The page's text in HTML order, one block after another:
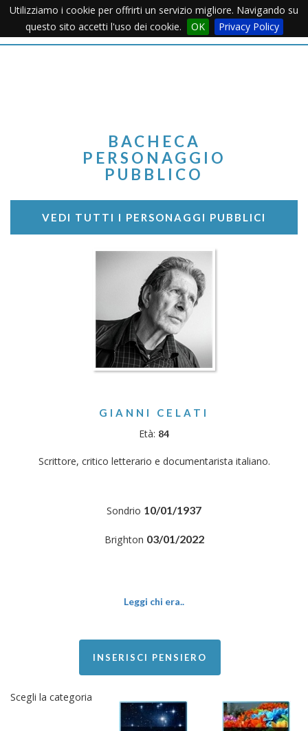
Utilizziamo i cookie per offrirti un servizio migliore. Navigando su
questo sito accetti l'uso dei cookie.
OK Privacy PolicyMenu
BACHECA
PERSONAGGIO
PUBBLICO
VEDI TUTTI I PERSONAGGI PUBBLICI
GIANNI CELATI
Età: 84
Scrittore, critico letterario e documentarista italiano.
Sondrio 10/01/1937
Brighton 03/01/2022
Leggi chi era..
INSERISCI PENSIERO
Scegli la categoria